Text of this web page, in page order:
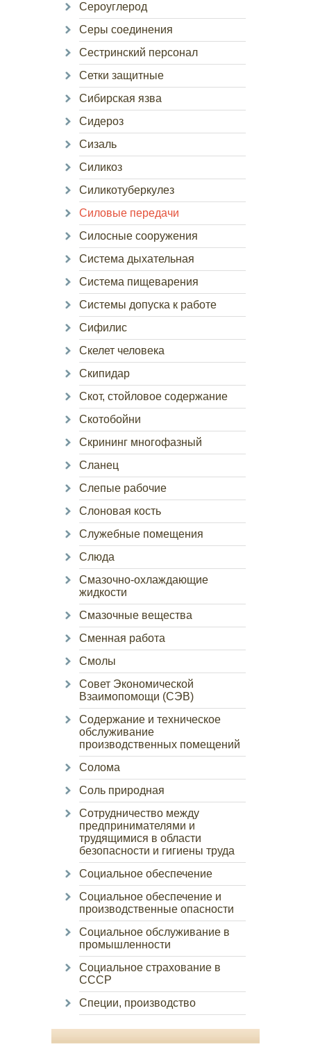
Сероуглерод
Серы соединения
Сестринский персонал
Сетки защитные
Сибирская язва
Сидероз
Сизаль
Силикоз
Силикотуберкулез
Силовые передачи
Силосные сооружения
Система дыхательная
Система пищеварения
Системы допуска к работе
Сифилис
Скелет человека
Скипидар
Скот, стойловое содержание
Скотобойни
Скрининг многофазный
Сланец
Слепые рабочие
Слоновая кость
Служебные помещения
Слюда
Смазочно-охлаждающие
жидкости
Смазочные вещества
Сменная работа
Смолы
Совет Экономической
Взаимопомощи (СЭВ)
Содержание и техническое
обслуживание
производственных помещений
Солома
Соль природная
Сотрудничество между
предпринимателями и
трудящимися в области
безопасности и гигиены труда
Социальное обеспечение
Социальное обеспечение и
производственные опасности
Социальное обслуживание в
промышленности
Социальное страхование в
СССР
Специи, производство